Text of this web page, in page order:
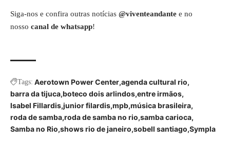
Siga-nos e confira outras notícias @viventeandante e no
nosso canal de whatsapp!
Tags: Aerotown Power Center agenda cultural rio
barra da tijuca boteco dois arlindos entre irmãos
Isabel Fillardis junior filardis mpb música brasileira
roda de samba roda de samba no rio samba carioca
Samba no Rio shows rio de janeiro sobell santiago Sympla